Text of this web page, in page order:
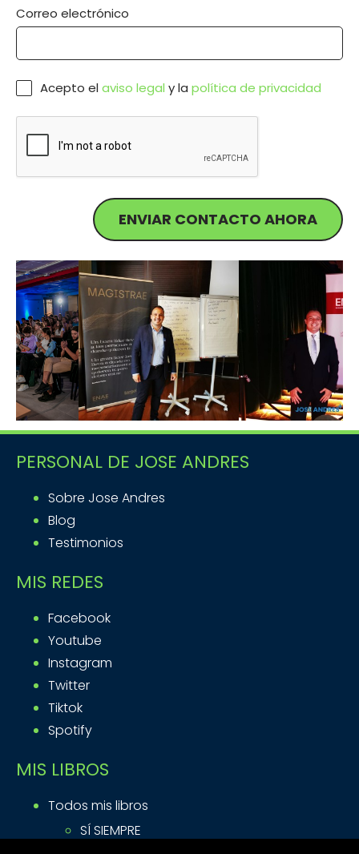
Correo electrónico
Acepto elaviso legal y la política de privacidad
ENVIAR CONTACTO AHORA
PERSONAL DE JOSE ANDRES
Sobre Jose Andres
Blog
Testimonios
MIS REDES
Facebook
Youtube
Instagram
Twitter
Tiktok
Spotify
MIS LIBROS
Todos mis libros
SÍ SIEMPRE